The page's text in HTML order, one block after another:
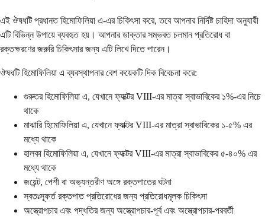
এই ঔষধটি প্রধানত হিমোফিলিয়া এ-এর চিকিৎসা করে, তবে আপনার নির্দিষ্ট চাহিদা অনুযায়ী
এটি বিভিন্ন উপায়ে ব্যবহৃত হয়। আপনার ডাক্তার সম্ভবত চলমান প্রতিরোধ বা
রক্তক্ষরণের জরুরি চিকিৎসার জন্য এটি লিখে দিতে পারেন।
ঔষধটি হিমোফিলিয়া এ ব্যবস্থাপনার বেশ কয়েকটি দিক বিবেচনা করে:
গুরুতর হিমোফিলিয়া এ, যেখানে ফ্যাক্টর VIII-এর মাত্রা স্বাভাবিকের ১%-এর নিচে
থাকে
মাঝারি হিমোফিলিয়া এ, যেখানে ফ্যাক্টর VIII-এর মাত্রা স্বাভাবিকের ১-৫% এর
মধ্যে থাকে
হালকা হিমোফিলিয়া এ, যেখানে ফ্যাক্টর VIII-এর মাত্রা স্বাভাবিকের ৫-৪০% এর
মধ্যে থাকে
জয়েন্ট, পেশী বা অভ্যন্তরীণ অঙ্গে রক্তপাতের ঘটনা
স্বতঃস্ফূর্ত রক্তপাত প্রতিরোধের জন্য প্রতিরোধমূলক চিকিৎসা
অস্ত্রোপচার এবং পদ্ধতির জন্য অস্ত্রোপচার-পূর্ব এবং অস্ত্রোপচার-পরবর্তী